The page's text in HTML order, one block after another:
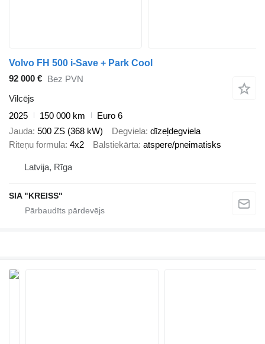
Volvo FH 500 i-Save + Park Cool
92 000 € Bez PVN
Vilcējs
2025
150 000 km
Euro 6
Jauda 500 ZS (368 kW) Degviela dīzeļdegviela
Riteņu formula 4x2 Balstiekārta atspere/pneimatisks
Latvija, Rīga
SIA "KREISS"